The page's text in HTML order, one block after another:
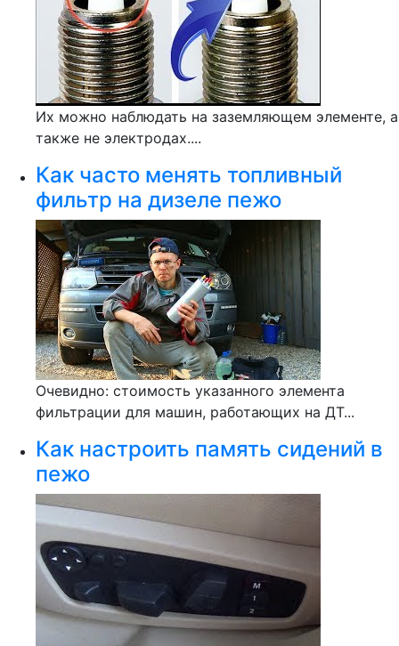
Их можно наблюдать на заземляющем элементе, а
также не электродах....
Как часто менять топливный
фильтр на дизеле пежо
Очевидно: стоимость указанного элемента
фильтрации для машин, работающих на ДТ...
Как настроить память сидений в
пежо